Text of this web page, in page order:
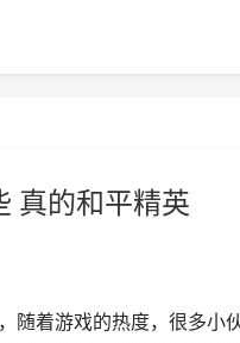
真的和平精英
随着游戏的热度，很多小